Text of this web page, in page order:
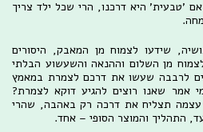
'טבעית' היא דרכנו, הרי שכל ילד צריך
שידעו לצמוח מן המאבק, היסורים
מן השלום וההנאה והשעשוע הבלתי
לרבבה שעשו את דרכם לצמרת במאמץ
אמר שאנו רוצים להגיע דוקא לצמרת?
עצמה תצליח את דרכה רק באהבה, שהרי
התהליך והמוצר הסופי – אחד.